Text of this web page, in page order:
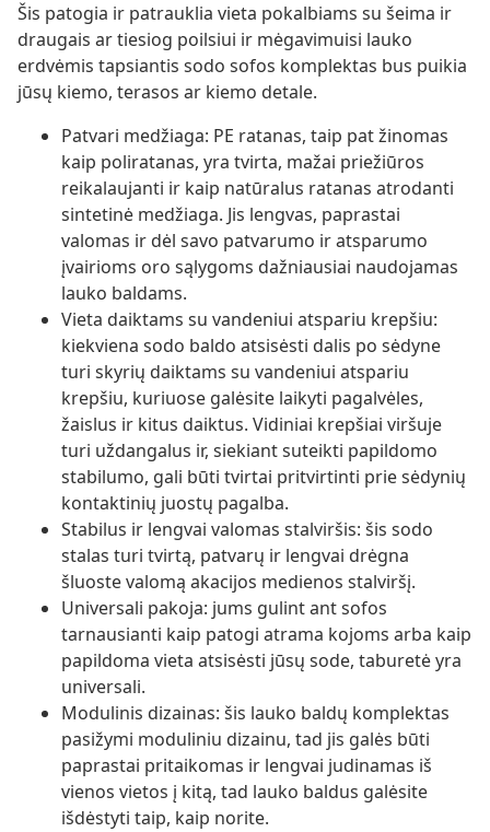
Šis patogia ir patrauklia vieta pokalbiams su šeima ir
draugais ar tiesiog poilsiui ir mėgavimuisi lauko
erdvėmis tapsiantis sodo sofos komplektas bus puikia
jūsų kiemo, terasos ar kiemo detale.
Patvari medžiaga: PE ratanas, taip pat žinomas
kaip poliratanas, yra tvirta, mažai priežiūros
reikalaujanti ir kaip natūralus ratanas atrodanti
sintetinė medžiaga. Jis lengvas, paprastai
valomas ir dėl savo patvarumo ir atsparumo
įvairioms oro sąlygoms dažniausiai naudojamas
lauko baldams.
Vieta daiktams su vandeniui atspariu krepšiu:
kiekviena sodo baldo atsisėsti dalis po sėdyne
turi skyrių daiktams su vandeniui atspariu
krepšiu, kuriuose galėsite laikyti pagalvėles,
žaislus ir kitus daiktus. Vidiniai krepšiai viršuje
turi uždangalus ir, siekiant suteikti papildomo
stabilumo, gali būti tvirtai pritvirtinti prie sėdynių
kontaktinių juostų pagalba.
Stabilus ir lengvai valomas stalviršis: šis sodo
stalas turi tvirtą, patvarų ir lengvai drėgna
šluoste valomą akacijos medienos stalviršį.
Universali pakoja: jums gulint ant sofos
tarnausianti kaip patogi atrama kojoms arba kaip
papildoma vieta atsisėsti jūsų sode, taburetė yra
universali.
Modulinis dizainas: šis lauko baldų komplektas
pasižymi moduliniu dizainu, tad jis galės būti
paprastai pritaikomas ir lengvai judinamas iš
vienos vietos į kitą, tad lauko baldus galėsite
išdėstyti taip, kaip norite.